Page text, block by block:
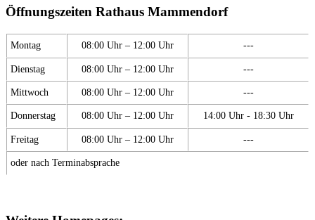
Öffnungszeiten Rathaus Mammendorf
Montag 08:00 Uhr – 12:00 Uhr ---
Dienstag 08:00 Uhr – 12:00 Uhr ---
Mittwoch 08:00 Uhr – 12:00 Uhr ---
Donnerstag 08:00 Uhr – 12:00 Uhr 14:00 Uhr - 18:30 Uhr
Freitag 08:00 Uhr – 12:00 Uhr ---
oder nach Terminabsprache